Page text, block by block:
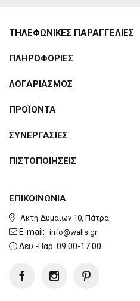
ΕΠΙΚΟΙΝΩΝΙΑ
Ακτή Δυμαίων 10, Πάτρα
E-mail: info@walls.gr
Δευ.-Παρ. 09:00-17:00
ΤΗΛΕΦΩΝΙΚΕΣ ΠΑΡΑΓΓΕΛΙΕΣ
ΠΛΗΡΟΦΟΡΙΕΣ
ΛΟΓΑΡΙΑΣΜΟΣ
ΠΡΟΪΟΝΤΑ
ΣΥΝΕΡΓΑΣΙΕΣ
ΠΙΣΤΟΠΟΙΗΣΕΙΣ